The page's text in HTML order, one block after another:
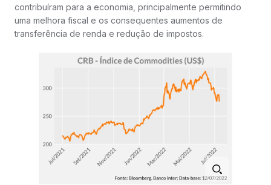
contribuíram para a economia, principalmente permitindo
uma melhora fiscal e os consequentes aumentos de
transferência de renda e redução de impostos.